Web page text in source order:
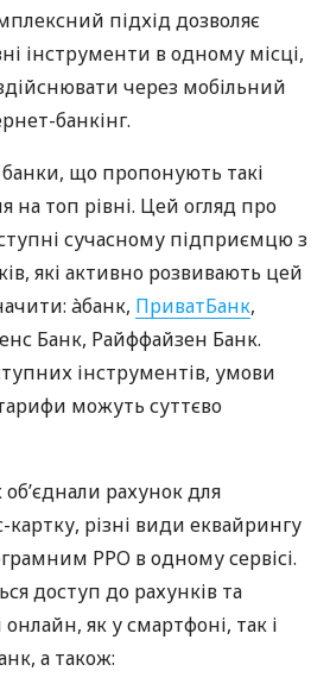
підхід дозволяє
інструменти в одному місці,
через мобільний
банкінг.
що пропонують такі
на топ рівні. Цей огляд про
сучасному підприємцю з
які активно розвивають цей
àбанк, ПриватБанк,
Банк, Райффайзен Банк.
інструментів, умови
можуть суттєво
рахунок для
картку, різні види еквайрингу
РРО в одному сервісі.
доступ до рахунків та
як у смартфоні, так і
а також: